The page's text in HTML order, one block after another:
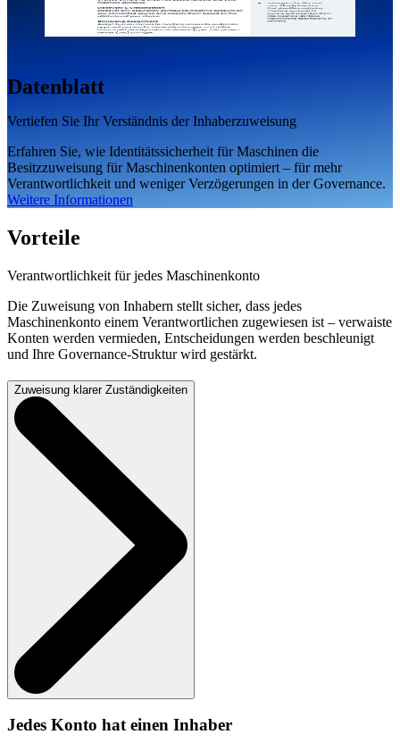
Datenblatt
Vertiefen Sie Ihr Verständnis der Inhaberzuweisung
Erfahren Sie, wie Identitätssicherheit für Maschinen die
Besitzzuweisung für Maschinenkonten optimiert – für mehr
Verantwortlichkeit und weniger Verzögerungen in der Governance.
Weitere Informationen
Vorteile
Verantwortlichkeit für jedes Maschinenkonto
Die Zuweisung von Inhabern stellt sicher, dass jedes
Maschinenkonto einem Verantwortlichen zugewiesen ist – verwaiste
Konten werden vermieden, Entscheidungen werden beschleunigt
und Ihre Governance-Struktur wird gestärkt.
Zuweisung klarer Zuständigkeiten
Jedes Konto hat einen Inhaber